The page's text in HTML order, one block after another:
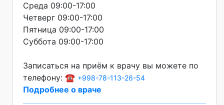
Среда 09:00-17:00
Четверг 09:00-17:00
Пятница 09:00-17:00
Суббота 09:00-17:00
Записаться на приём к врачу вы можете по
телефону: ☎️ +998-78-113-26-54
Подробнее о враче